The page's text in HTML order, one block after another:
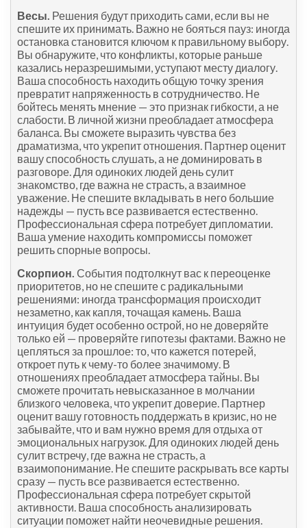
Весы. Решения будут приходить сами, если вы не
спешите их принимать. Важно не бояться пауз: иногда
остановка становится ключом к правильному выбору.
Вы обнаружите, что конфликты, которые раньше
казались неразрешимыми, уступают месту диалогу.
Ваша способность находить общую точку зрения
превратит напряженность в сотрудничество. Не
бойтесь менять мнение — это признак гибкости, а не
слабости. В личной жизни преобладает атмосфера
баланса. Вы сможете выразить чувства без
драматизма, что укрепит отношения. Партнер оценит
вашу способность слушать, а не доминировать в
разговоре. Для одиноких людей день сулит
знакомство, где важна не страсть, а взаимное
уважение. Не спешите вкладывать в него большие
надежды — пусть все развивается естественно.
Профессиональная сфера потребует дипломатии.
Ваша умение находить компромиссы поможет
решить спорные вопросы.
Скорпион. События подтолкнут вас к переоценке
приоритетов, но не спешите с радикальными
решениями: иногда трансформация происходит
незаметно, как капля, точащая камень. Ваша
интуиция будет особенно острой, но не доверяйте
только ей — проверяйте гипотезы фактами. Важно не
цепляться за прошлое: то, что кажется потерей,
откроет путь к чему-то более значимому. В
отношениях преобладает атмосфера тайны. Вы
сможете прочитать невысказанное в молчании
близкого человека, что укрепит доверие. Партнер
оценит вашу готовность поддержать в кризис, но не
забывайте, что и вам нужно время для отдыха от
эмоциональных нагрузок. Для одиноких людей день
сулит встречу, где важна не страсть, а
взаимопонимание. Не спешите раскрывать все карты
сразу — пусть все развивается естественно.
Профессиональная сфера потребует скрытой
активности. Ваша способность анализировать
ситуации поможет найти неочевидные решения.